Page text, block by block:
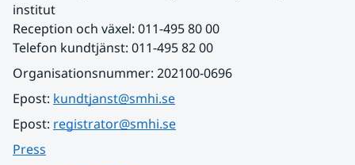
institut
Reception och växel: 011-495 80 00
Telefon kundtjänst: 011-495 82 00
Organisationsnummer: 202100-0696
Epost: kundtjanst@smhi.se
Epost: registrator@smhi.se
Press